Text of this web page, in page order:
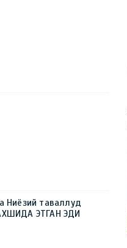
Ниёзий таваллуд
ЭТГАН ЭДИ